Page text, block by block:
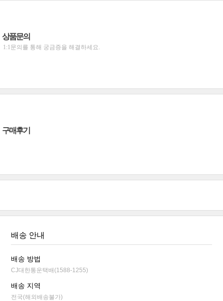
상품문의
1:1문의를 통해 궁금증을 해결하세요.
구매후기
배송 안내
배송 방법
CJ대한통운택배(1588-1255)
배송 지역
전국(해외배송불가)